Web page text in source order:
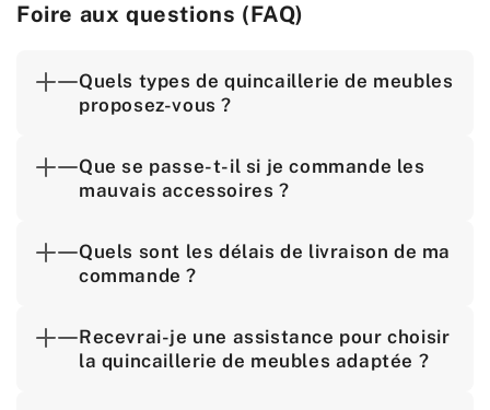
Foire aux questions (FAQ)
Quels types de quincaillerie de meubles
proposez-vous ?
Que se passe-t-il si je commande les
mauvais accessoires ?
Quels sont les délais de livraison de ma
commande ?
Recevrai-je une assistance pour choisir
la quincaillerie de meubles adaptée ?